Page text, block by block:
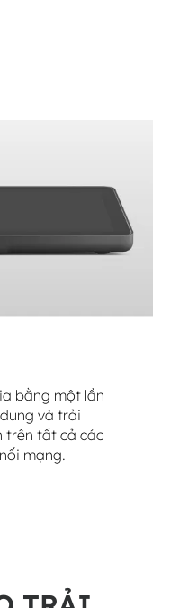
bằng một lần
và trải
trên tất cả các
mạng.